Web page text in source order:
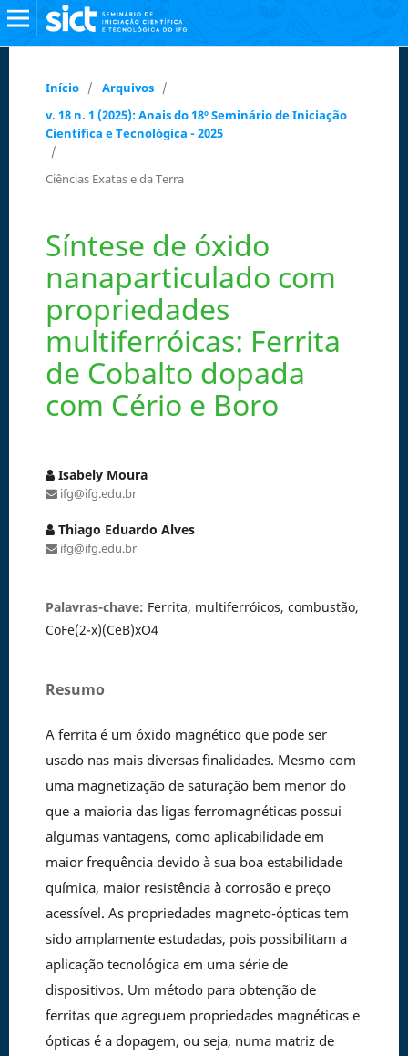
Início / Arquivos /
v. 18 n. 1 (2025): Anais do 18º Seminário de Iniciação
Científica e Tecnológica - 2025
/
Ciências Exatas e da Terra
Síntese de óxido
nanaparticulado com
propriedades
multiferróicas: Ferrita
de Cobalto dopada
com Cério e Boro
Isabely Moura
ifg@ifg.edu.br
Thiago Eduardo Alves
ifg@ifg.edu.br
Palavras-chave: Ferrita, multiferróicos, combustão,
CoFe(2-x)(CeB)xO4
Resumo
A ferrita é um óxido magnético que pode ser
usado nas mais diversas finalidades. Mesmo com
uma magnetização de saturação bem menor do
que a maioria das ligas ferromagnéticas possui
algumas vantagens, como aplicabilidade em
maior frequência devido à sua boa estabilidade
química, maior resistência à corrosão e preço
acessível. As propriedades magneto-ópticas tem
sido amplamente estudadas, pois possibilitam a
aplicação tecnológica em uma série de
dispositivos. Um método para obtenção de
ferritas que agreguem propriedades magnéticas e
ópticas é a dopagem, ou seja, numa matriz de